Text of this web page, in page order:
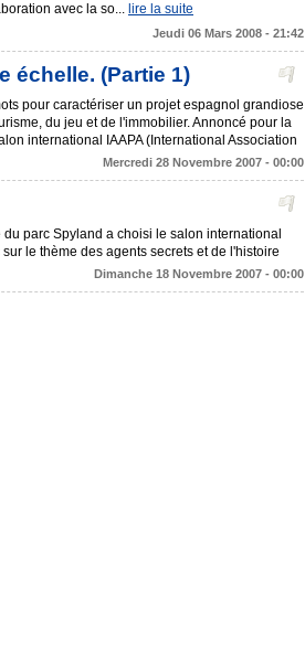
avec la so... lire la suite
Jeudi 06 Mars 2008 - 21:42
échelle. (Partie 1)
pour caractériser un projet espagnol grandiose
du jeu et de l'immobilier. Annoncé pour la
international IAAPA (International Association
Mercredi 28 Novembre 2007 - 00:00
parc Spyland a choisi le salon international
le thème des agents secrets et de l'histoire
Dimanche 18 Novembre 2007 - 00:00